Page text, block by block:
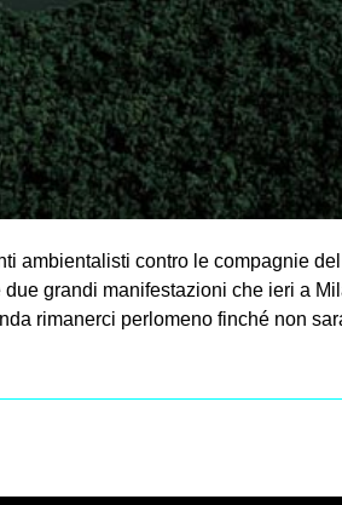
ambientalisti contro le compagnie
grandi manifestazioni che ieri a
rimanerci perlomeno finché non